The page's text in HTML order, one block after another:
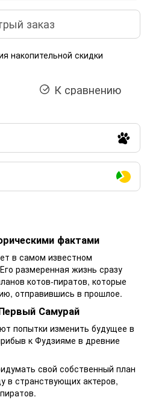
заказ
накопительной скидки
К сравнению
фактами
в самом известном
размеренная жизнь сразу
котов-пиратов, которые
отправившись в прошлое.
Самурай
попытки изменить будущее в
к Фудзияме в древние
свой собственный план
в странствующих актеров,